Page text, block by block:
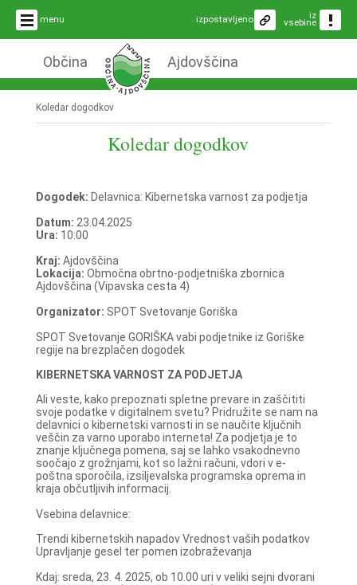
menu iz
vsebine
izpostavljeno
Občina Ajdovščina
Koledar dogodkov
Koledar dogodkov
Dogodek: Delavnica: Kibernetska varnost za podjetja
Datum: 23.04.2025
Ura: 10:00
Kraj: Ajdovščina
Lokacija: Območna obrtno-podjetniška zbornica
Ajdovščina (Vipavska cesta 4)
Organizator: SPOT Svetovanje Goriška
SPOT Svetovanje GORIŠKA vabi podjetnike iz Goriške
regije na brezplačen dogodek
KIBERNETSKA VARNOST ZA PODJETJA
Ali veste, kako prepoznati spletne prevare in zaščititi
svoje podatke v digitalnem svetu? Pridružite se nam na
delavnici o kibernetski varnosti in se naučite ključnih
veščin za varno uporabo interneta! Za podjetja je to
znanje ključnega pomena, saj se lahko vsakodnevno
soočajo z grožnjami, kot so lažni računi, vdori v e-
poštna sporočila, izsiljevalska programska oprema in
kraja občutljivih informacij.
Vsebina delavnice:
Trendi kibernetskih napadov Vrednost vaših podatkov
Upravljanje gesel ter pomen izobraževanja
Kdaj: sreda, 23. 4. 2025, ob 10.00 uri v veliki sejni dvorani